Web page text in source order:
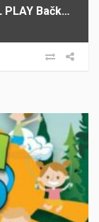
Igraonica i rođendaonica L&L ROYAL PLAY Bačka Palanka